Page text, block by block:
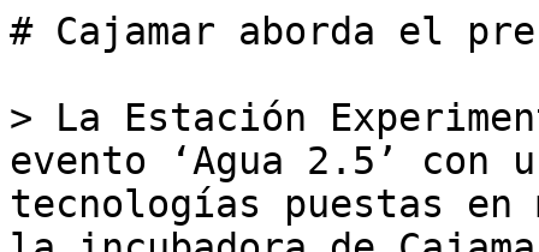
# Cajamar aborda el
> La Estación
evento ‘Agua 2.5’ con
tecnologías puestas en